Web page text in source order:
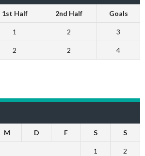
1st Half 2nd Half Goals
1 2 3
2 2 4
M D F S S
1 2